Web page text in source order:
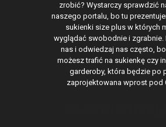
zrobić? Wystarczy sprawdzić
naszego portalu, bo tu
sukienki size plus w których
wyglądać swobodnie i zgrabnie.
nas i odwiedzaj nas często,
możesz trafić na sukienkę czy
garderoby, która będzie po
zaprojektowana wprost pod